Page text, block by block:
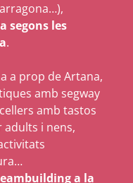
segons les
.
a prop de Artana,
amb segway
amb tastos
adults i nens,
a la